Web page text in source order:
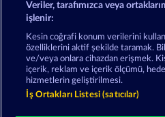
Hüküm ve Koşullar
Şirket SSS
İptal
Veriler, tarafımızca veya
işlenir:
Kesin coğrafi konum verilerini
özelliklerini aktif şekilde taramak.
ve/veya onlara cihazdan erişmek.
içerik, reklam ve içerik ölçümü,
hizmetlerin geliştirilmesi.
İş Ortakları Listesi (satıcılar)